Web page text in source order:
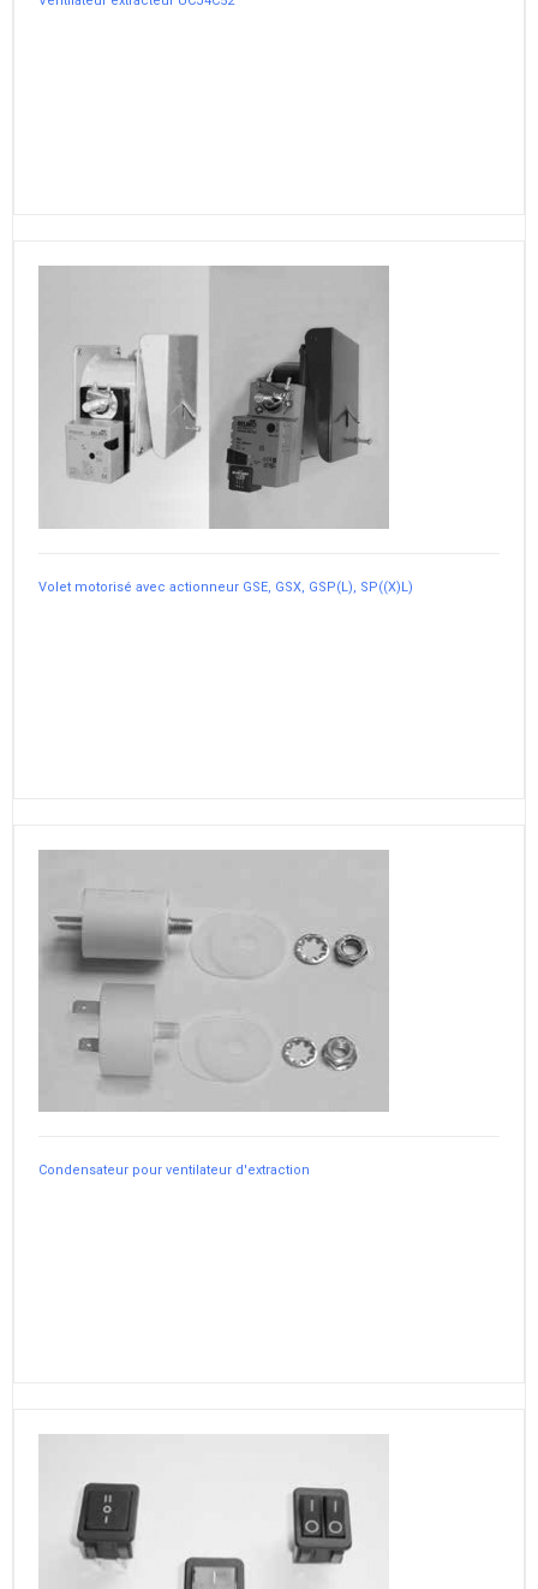
Volet motorisé avec actionneur GSE, GSX, GSP(L), SP((X)L)
Condensateur pour ventilateur d'extraction